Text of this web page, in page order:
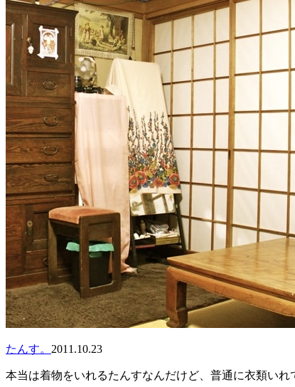
たんす。 2011.10.23
本当は着物をいれるたんすなんだけど、普通に衣類い